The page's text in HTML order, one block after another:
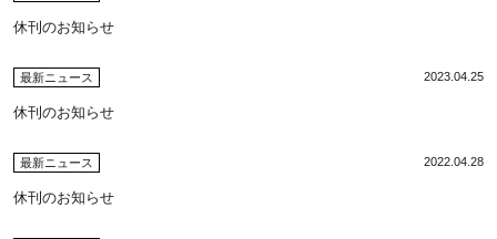
休刊のお知らせ
最新ニュース 2023.04.25
休刊のお知らせ
最新ニュース 2022.04.28
休刊のお知らせ